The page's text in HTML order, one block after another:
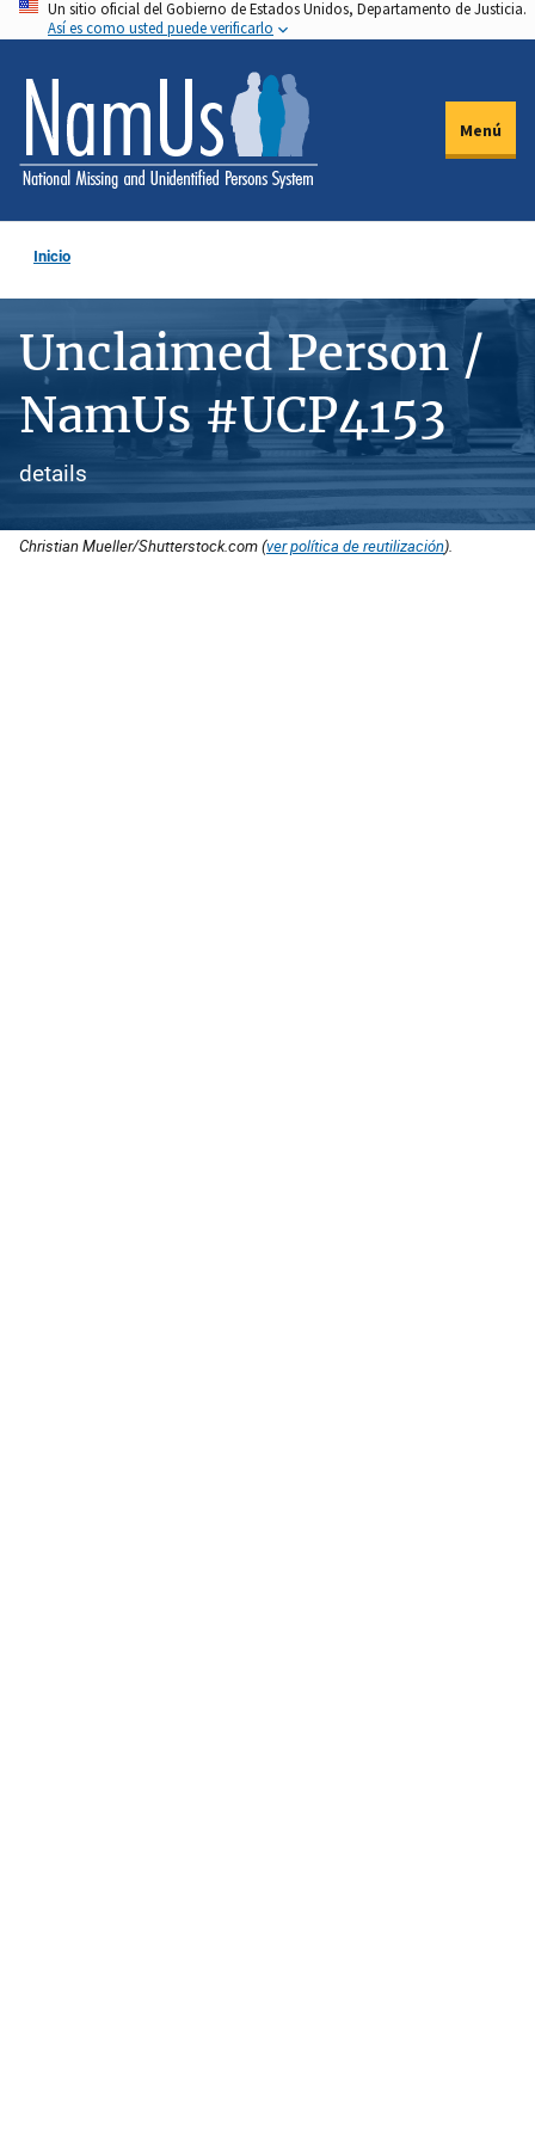
Pasar
al
contenido
principal
Un sitio oficial del Gobierno de Estados Unidos, Departamento de Justicia.
Así es como usted puede verificarlo
Menú
Inicio
Unclaimed Person /
NamUs #UCP4153
details
Christian Mueller/Shutterstock.com (ver política de reutilización).